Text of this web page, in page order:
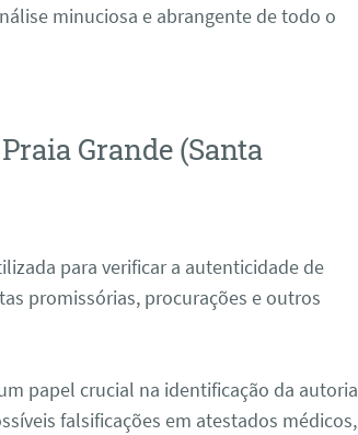
minuciosa e abrangente de todo o
Grande (Santa
para verificar a autenticidade de
promissórias, procurações e outros
papel crucial na identificação da autoria
falsificações em atestados médicos,